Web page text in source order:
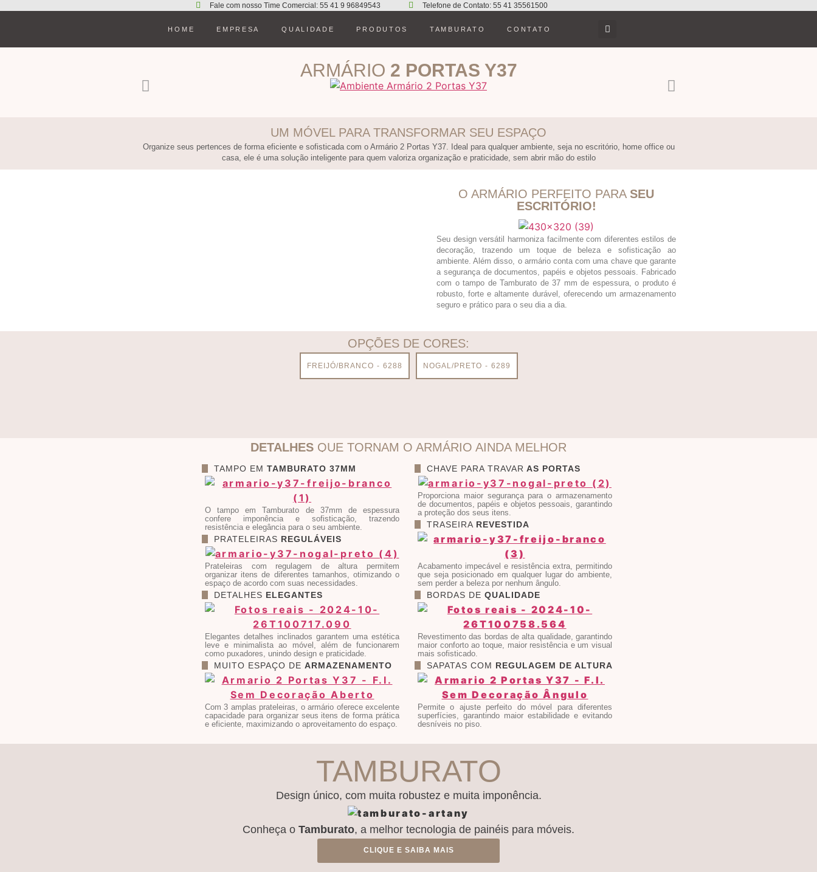
Fale com nosso Time Comercial: 55 41 9 96849543 Telefone de Contato: 55 41 35561500
HOME EMPRESA QUALIDADE PRODUTOS TAMBURATO CONTATO
ARMÁRIO 2 PORTAS Y37
UM MÓVEL PARA TRANSFORMAR SEU ESPAÇO
Organize seus pertences de forma eficiente e sofisticada com o Armário 2 Portas Y37. Ideal para qualquer ambiente, seja no escritório, home office ou
casa, ele é uma solução inteligente para quem valoriza organização e praticidade, sem abrir mão do estilo
O ARMÁRIO PERFEITO PARA SEU
ESCRITÓRIO!
Seu design versátil harmoniza facilmente com diferentes estilos de
decoração, trazendo um toque de beleza e sofisticação ao
ambiente. Além disso, o armário conta com uma chave que garante
a segurança de documentos, papéis e objetos pessoais. Fabricado
com o tampo de Tamburato de 37 mm de espessura, o produto é
robusto, forte e altamente durável, oferecendo um armazenamento
seguro e prático para o seu dia a dia.
OPÇÕES DE CORES:
FREIJÓ/BRANCO - 6288 NOGAL/PRETO - 6289
DETALHES QUE TORNAM O ARMÁRIO AINDA MELHOR
TAMPO EM TAMBURATO 37MM
O tampo em Tamburato de 37mm de espessura
confere imponência e sofisticação, trazendo
resistência e elegância para o seu ambiente.
PRATELEIRAS REGULÁVEIS
Prateleiras com regulagem de altura permitem
organizar itens de diferentes tamanhos, otimizando o
espaço de acordo com suas necessidades.
DETALHES ELEGANTES
Elegantes detalhes inclinados garantem uma estética
leve e minimalista ao móvel, além de funcionarem
como puxadores, unindo design e praticidade.
MUITO ESPAÇO DE ARMAZENAMENTO
Com 3 amplas prateleiras, o armário oferece excelente
capacidade para organizar seus itens de forma prática
e eficiente, maximizando o aproveitamento do espaço.
CHAVE PARA TRAVAR AS PORTAS
Proporciona maior segurança para o armazenamento
de documentos, papéis e objetos pessoais, garantindo
a proteção dos seus itens.
TRASEIRA REVESTIDA
Acabamento impecável e resistência extra, permitindo
que seja posicionado em qualquer lugar do ambiente,
sem perder a beleza por nenhum ângulo.
BORDAS DE QUALIDADE
Revestimento das bordas de alta qualidade, garantindo
maior conforto ao toque, maior resistência e um visual
mais sofisticado.
SAPATAS COM REGULAGEM DE ALTURA
Permite o ajuste perfeito do móvel para diferentes
superfícies, garantindo maior estabilidade e evitando
desníveis no piso.
TAMBURATO
Design único, com muita robustez e muita imponência.
Conheça o Tamburato, a melhor tecnologia de painéis para móveis.
CLIQUE E SAIBA MAIS